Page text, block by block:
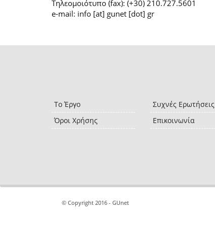
Τηλεομοιότυπο (fax): (+30) 210.727.5601
e-mail: info [at] gunet [dot] gr
Το Έργο
Όροι Χρήσης
Συχνές Ερωτήσεις
Επικοινωνία
© Copyright 2016 - GUnet